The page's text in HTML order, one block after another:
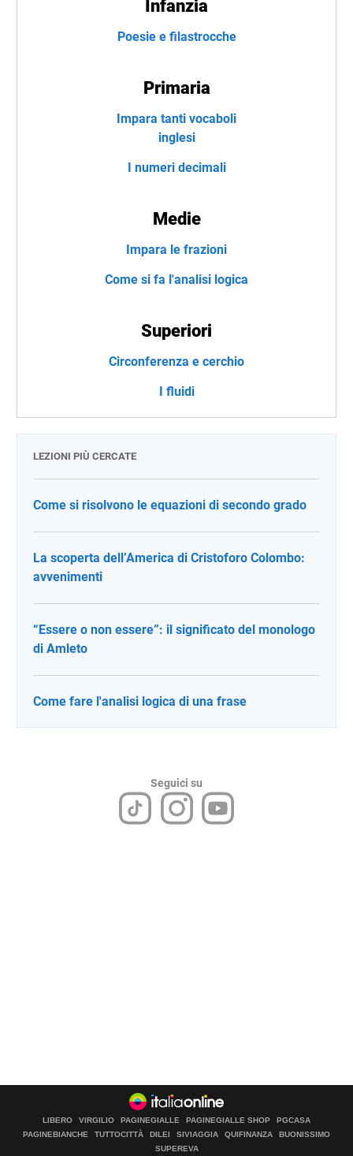
Infanzia
Poesie e filastrocche
Primaria
Impara tanti vocaboli
inglesi
I numeri decimali
Medie
Impara le frazioni
Come si fa l'analisi logica
Superiori
Circonferenza e cerchio
I fluidi
LEZIONI PIÙ CERCATE
Come si risolvono le equazioni di secondo grado
La scoperta dell’America di Cristoforo Colombo:
avvenimenti
“Essere o non essere”: il significato del monologo
di Amleto
Come fare l'analisi logica di una frase
Seguici su
LIBERO VIRGILIO PAGINEGIALLE PAGINEGIALLE SHOP
PGCASA
PAGINEBIANCHE
TUTTOCITTÀ DILEI SIVIAGGIA QUIFINANZA
BUONISSIMO
SUPEREVA